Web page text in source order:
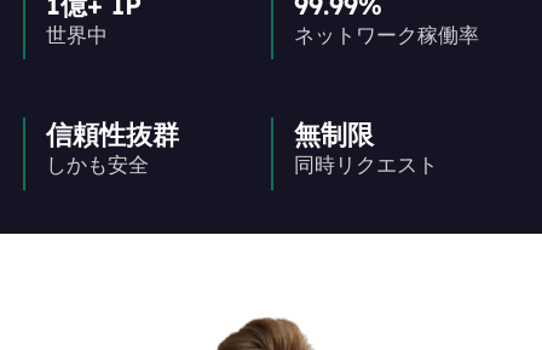
世界中 ネットワーク稼働率
信頼性抜群
しかも安全
無制限
同時リクエスト